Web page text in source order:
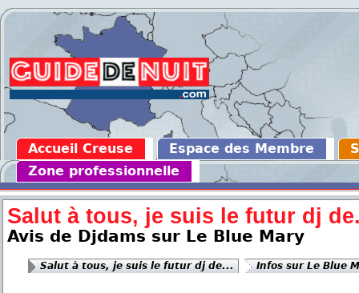
Accueil Creuse Espace des Membre
Zone professionnelle
Salut à tous, je suis le futur dj
Avis de Djdams sur Le Blue Mary
Salut à tous, je suis le futur dj de... Infos sur Le Blue